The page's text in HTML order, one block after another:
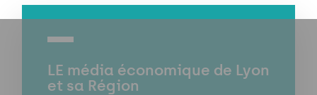
LE média économique de Lyon
et sa Région